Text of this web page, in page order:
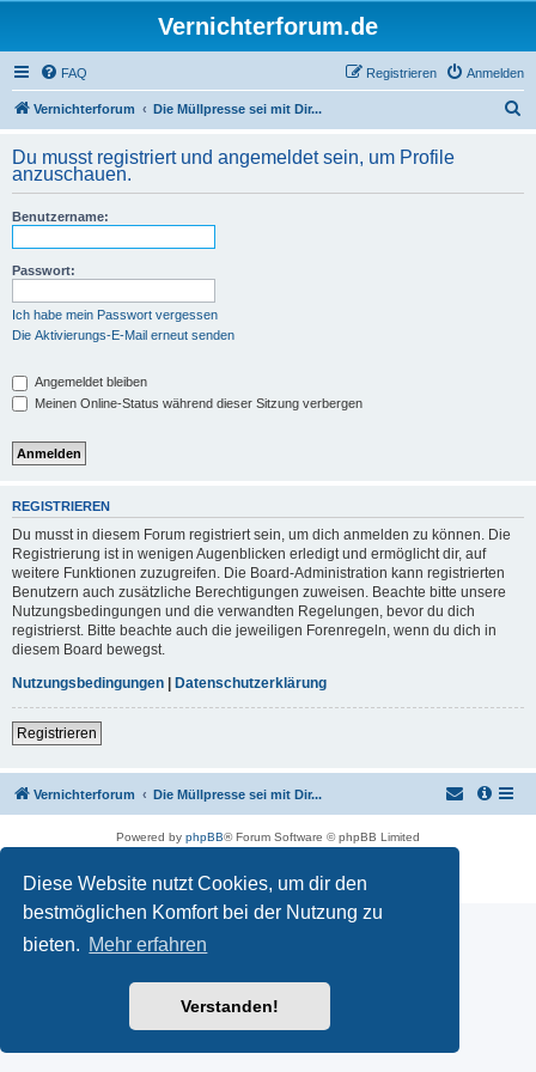
Diese Website nutzt Cookies, um dir den
bestmöglichen Komfort bei der Nutzung zu
bieten. Mehr erfahren
Verstanden!
Vernichterforum.de
FAQ Anmelden
Registrieren
Vernichterforum Die Müllpresse sei mit Dir...
h
Du musst registriert und angemeldet sein, um Profile
anzuschauen.
Benutzername:
Passwort:
Ich habe mein Passwort vergessen
Die Aktivierungs-E-Mail erneut senden
Angemeldet bleiben
Meinen Online-Status während dieser Sitzung verbergen
REGISTRIEREN
Du musst in diesem Forum registriert sein, um dich anmelden zu können. Die
Registrierung ist in wenigen Augenblicken erledigt und ermöglicht dir, auf
weitere Funktionen zuzugreifen. Die Board-Administration kann registrierten
Benutzern auch zusätzliche Berechtigungen zuweisen. Beachte bitte unsere
Nutzungsbedingungen und die verwandten Regelungen, bevor du dich
registrierst. Bitte beachte auch die jeweiligen Forenregeln, wenn du dich in
diesem Board bewegst.
Nutzungsbedingungen | Datenschutzerklärung
Registrieren
Vernichterforum Die Müllpresse sei mit Dir...
Powered by phpBB® Forum Software © phpBB Limited
Datenschutz|Nutzungsbedingungen